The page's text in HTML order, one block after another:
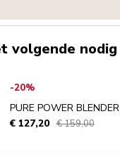
volgende nodig
Blender
-20%
PURE POWER BLENDER
€ 127,20 € 159,00